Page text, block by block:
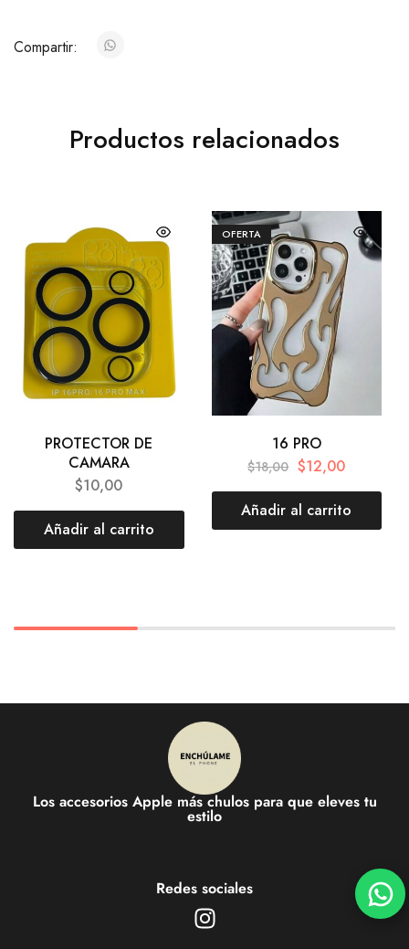
Compartir:
Productos relacionados
PROTECTOR DE
CAMARA
$10,00
Añadir al carrito
OFERTA
16 PRO
$18,00 $12,00
Añadir al carrito
Los accesorios Apple más chulos para que eleves tu
estilo
Redes sociales